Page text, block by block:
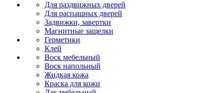
Для раздвижных дверей
Для распашных дверей
Задвижки, завертки
Магнитные защелки
Герметики
Клей
Воск мебельный
Воск напольный
Жидкая кожа
Краска для кожи